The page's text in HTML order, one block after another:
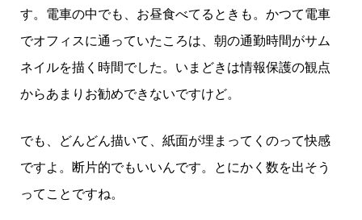
す。電車の中でも、お昼食べてるときも。かつて電車
でオフィスに通っていたころは、朝の通勤時間がサム
ネイルを描く時間でした。いまどきは情報保護の観点
からあまりお勧めできないですけど。
でも、どんどん描いて、紙面が埋まってくのって快感
ですよ。断片的でもいいんです。とにかく数を出そう
ってことですね。